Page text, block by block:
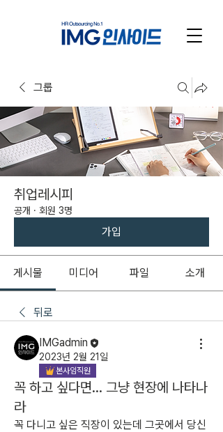
그룹
취업레시피
공개 · 회원 3명
가입
게시물 미디어 파일 소개
뒤로
IMGadmin
2023년 2월 21일
본사임직원
꼭 하고 싶다면... 그냥 현장에 나타나
라
꼭 다니고 싶은 직장이 있는데 그곳에서 당신